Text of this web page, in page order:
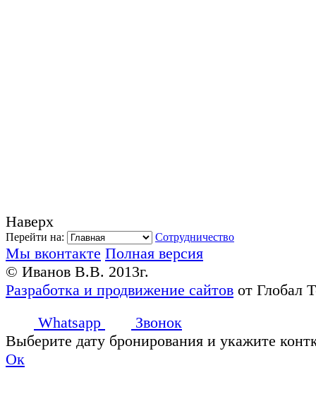
Наверх
Перейти на: Сотрудничество
Мы вконтакте Полная версия
© Иванов В.В. 2013г.
Разработка и продвижение сайтов от Глобал
Whatsapp
Звонок
Выберите дату бронирования и укажите
Ок